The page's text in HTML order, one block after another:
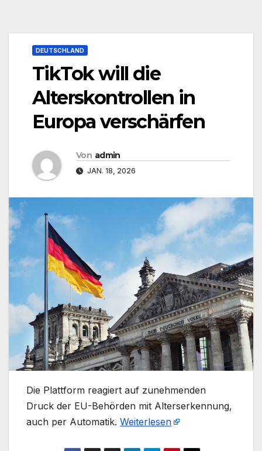
DEUTSCHLAND
TikTok will die
Alterskontrollen in
Europa verschärfen
Von admin
JAN. 18, 2026
​Die Plattform reagiert auf zunehmenden
Druck der EU-Behörden mit Alterserkennung,
auch per Automatik. Weiterlesen